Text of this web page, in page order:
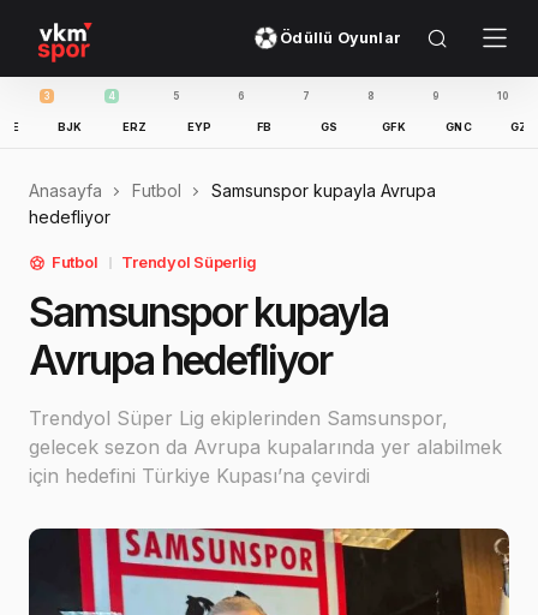
Ödüllü Oyunlar
BJK ERZ EYP FB GS GFK GNC GZT
Anasayfa Futbol
Samsunspor kupayla Avrupa
hedefliyor
Futbol Trendyol Süperlig
Samsunspor kupayla
Avrupa hedefliyor
Trendyol Süper Lig ekiplerinden Samsunspor,
gelecek sezon da Avrupa kupalarında yer alabilmek
için hedefini Türkiye Kupası’na çevirdi